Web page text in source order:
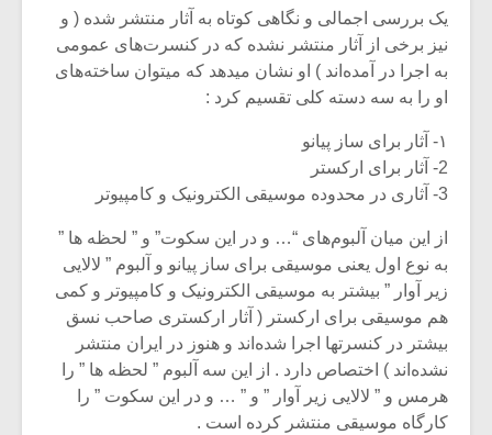
یک بررسی اجمالی و نگاهی کوتاه به آثار منتشر شده ( و
نیز برخی از آثار منتشر نشده که در کنسرت‌های عمومی
به اجرا در آمده‌اند ) او نشان میدهد که میتوان ساخته‌های
او را به سه دسته کلی تقسیم کرد :
۱- آثار برای ساز پیانو
2- آثار برای ارکستر
3- آثاری در محدوده موسیقی الکترونیک و کامپیوتر
از این میان آلبوم‌های “… و در این سکوت” و ” لحظه ها ”
به نوع اول یعنی موسیقی برای ساز پیانو و آلبوم ” لالایی
زیر آوار ” بیشتر به موسیقی الکترونیک و کامپیوتر و کمی
هم موسیقی برای ارکستر ( آثار ارکستری صاحب نسق
بیشتر در کنسرتها اجرا شده‌اند و هنوز در ایران منتشر
نشده‌اند ) اختصاص دارد . از این سه آلبوم ” لحظه ها ” را
هرمس و ” لالایی زیر آوار ” و ” … و در این سکوت ” را
کارگاه موسیقی منتشر کرده است .
اگر نمی توانی
مشهورترین باشی،
بدنام ترین باش
سکانسی
موسیقی